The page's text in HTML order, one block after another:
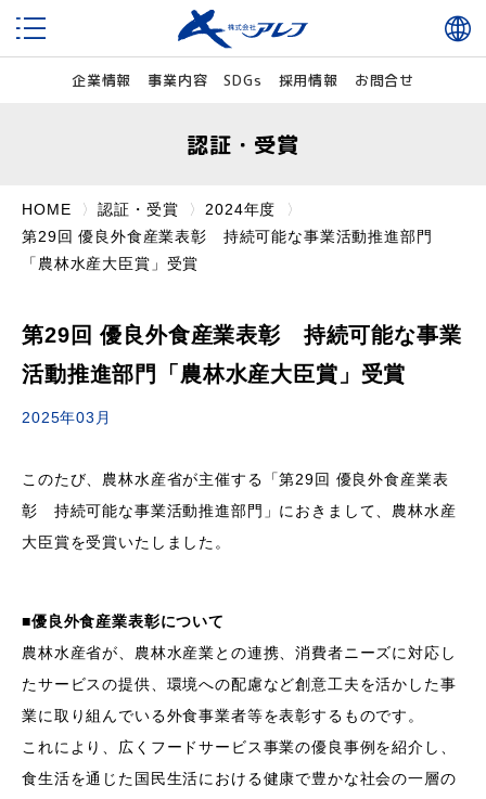
企業情報 事業内容 SDGs 採用情報 お問合せ
認証・受賞
HOME 認証・受賞
2024年度
第29回 優良外食産業表彰 持続可能な事業活動推進部門
「農林水産大臣賞」受賞
第29回 優良外食産業表彰 持続可能な事業
活動推進部門「農林水産大臣賞」受賞
2025年03月
このたび、農林水産省が主催する「第29回 優良外食産業表
彰 持続可能な事業活動推進部門」におきまして、農林水産
大臣賞を受賞いたしました。
■優良外食産業表彰について
農林水産省が、農林水産業との連携、消費者ニーズに対応し
たサービスの提供、環境への配慮など創意工夫を活かした事
業に取り組んでいる外食事業者等を表彰するものです。
これにより、広くフードサービス事業の優良事例を紹介し、
食生活を通じた国民生活における健康で豊かな社会の一層の